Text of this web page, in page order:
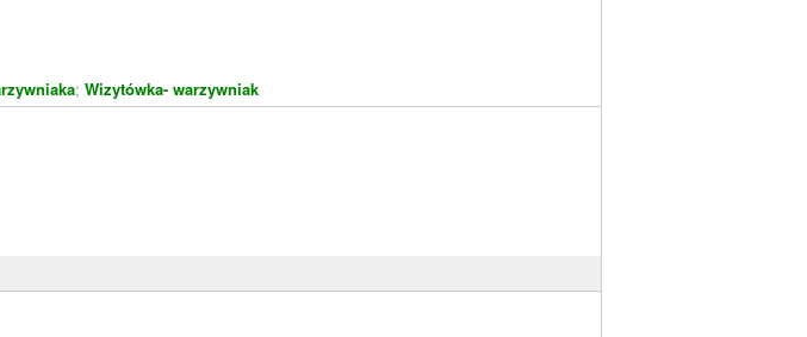
; Wizytówka- warzywniak